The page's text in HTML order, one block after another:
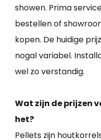
showen. Prima
bestellen of
kopen. De huidige
nogal variabel.
wel zo verstandig.
Wat zijn de prijzen
het?
Pellets zijn